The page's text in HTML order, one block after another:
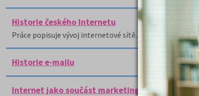
Historie českého Internetu
Práce popisuje vývoj internetové sítě.
Historie e-mailu
Internet jako součást marketingových